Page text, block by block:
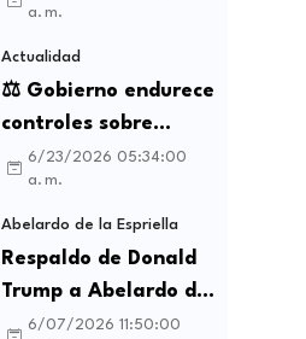
de vivienda VIS y no
VIS
a. m.
Actualidad
⚖️ Gobierno endurece
controles sobre
contratos sindicales
y busca frenar la
intermediación
laboral ilegal
6/23/2026 05:34:00
a. m.
Abelardo de la Espriella
Respaldo de Donald
Trump a Abelardo de
la Espriella genera
6/07/2026 11:50:00